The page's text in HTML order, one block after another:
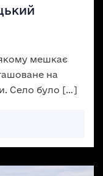
мешкає
на
Село було […]